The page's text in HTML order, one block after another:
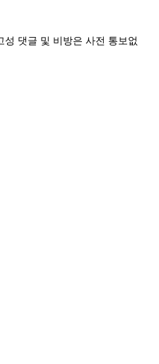
성 댓글 및 비방은 사전 통보없